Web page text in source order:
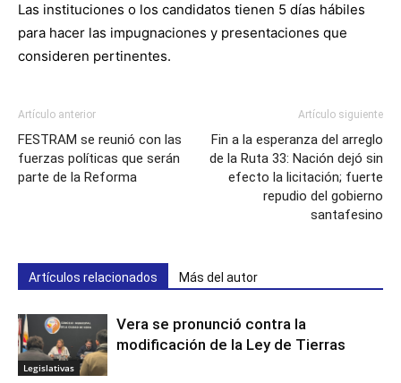
Las instituciones o los candidatos tienen 5 días hábiles
para hacer las impugnaciones y presentaciones que
consideren pertinentes.
Artículo anterior
FESTRAM se reunió con las
fuerzas políticas que serán
parte de la Reforma
Artículo siguiente
Fin a la esperanza del arreglo
de la Ruta 33: Nación dejó sin
efecto la licitación; fuerte
repudio del gobierno
santafesino
Artículos relacionados Más del autor
Legislativas
Vera se pronunció contra la
modificación de la Ley de Tierras